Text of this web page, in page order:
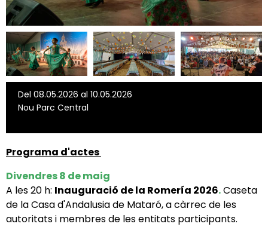
Del 08.05.2026 al 10.05.2026
Nou Parc Central
Programa d'actes
Divendres 8 de maig
A les 20 h: Inauguració de la Romería 2026.Caseta
de la Casa d'Andalusia de Mataró, a càrrec de les
autoritats i membres de les entitats participants.